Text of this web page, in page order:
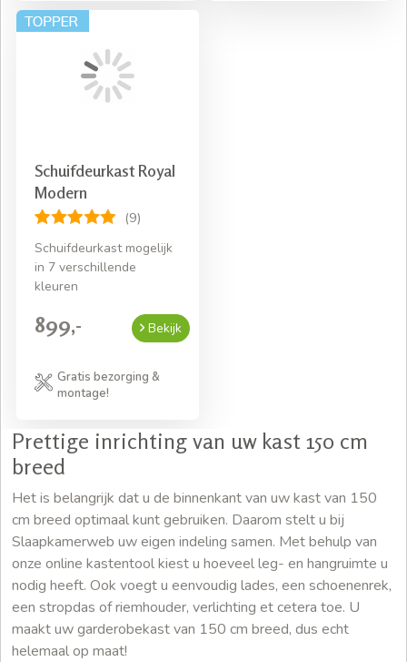
Schuifdeurkast Royal
Modern
(9)
Schuifdeurkast mogelijk
in 7 verschillende
kleuren
899,- Bekijk
Gratis bezorging &
montage!
Prettige inrichting van uw kast 150 cm
breed
Het is belangrijk dat u de binnenkant van uw kast van 150
cm breed optimaal kunt gebruiken. Daarom stelt u bij
Slaapkamerweb uw eigen indeling samen. Met behulp van
onze online kastentool kiest u hoeveel leg- en hangruimte u
nodig heeft. Ook voegt u eenvoudig lades, een schoenenrek,
een stropdas of riemhouder, verlichting et cetera toe. U
maakt uw garderobekast van 150 cm breed, dus echt
helemaal op maat!